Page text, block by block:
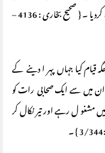
کے ہاتھ سے تلوار گرگئی ، پھر آپ نے اسے معاف کردیا ۔ { صحیح بخاری : 4136 –
کیا جہاں پہر ا دینے کے
، ان میں سے ایک صحابی رات کو
مشغو ل رہے اور تیر نکال کر